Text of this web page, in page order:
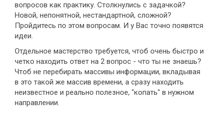
вопросов как практику. Столкнулись с задачкой?
Новой, непонятной, нестандартной, сложной?
Пройдитесь по этом вопросам. И у Вас точно появятся
идеи.
Отдельное мастерство требуется, чтоб очень быстро и
четко находить ответ на 2 вопрос - что ты не знаешь?
Чтоб не перебирать массивы информации, вкладывая
в это такой же массив времени, а сразу находить
неизвестное и реально полезное, "копать" в нужном
направлении.